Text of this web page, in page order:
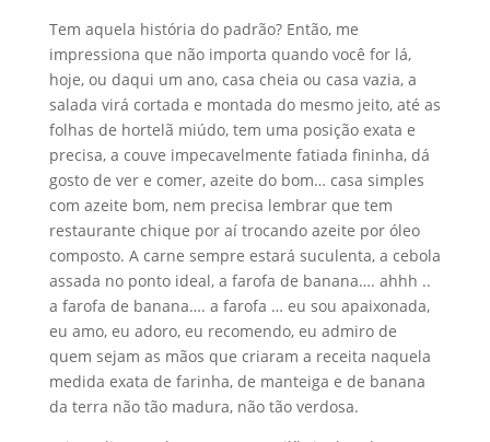
Tem aquela história do padrão? Então, me
impressiona que não importa quando você for lá,
hoje, ou daqui um ano, casa cheia ou casa vazia, a
salada virá cortada e montada do mesmo jeito, até as
folhas de hortelã miúdo, tem uma posição exata e
precisa, a couve impecavelmente fatiada fininha, dá
gosto de ver e comer, azeite do bom… casa simples
com azeite bom, nem precisa lembrar que tem
restaurante chique por aí trocando azeite por óleo
composto. A carne sempre estará suculenta, a cebola
assada no ponto ideal, a farofa de banana…. ahhh ..
a farofa de banana…. a farofa … eu sou apaixonada,
eu amo, eu adoro, eu recomendo, eu admiro de
quem sejam as mãos que criaram a receita naquela
medida exata de farinha, de manteiga e de banana
da terra não tão madura, não tão verdosa.